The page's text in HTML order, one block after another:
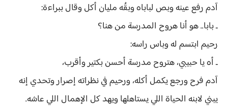
آدم رفع عينه وبص لباباه وبقُه مليان أكل وقال ببراءة:
ـ بابا.. هو أنا هروح المدرسة من هنا؟
رحيم ابتسم له وباس راسه:
ـ أه يا حبيبي، هتروح مدرسة أحسن بكتير وأقرب،
آدم فرح ورجع يكمل أكله، ورحيم في نظراته إصرار وتحدي إنه
يبني لابنه الحياة اللي يستاهلها ويهد كل الإهمال اللي عاشه.